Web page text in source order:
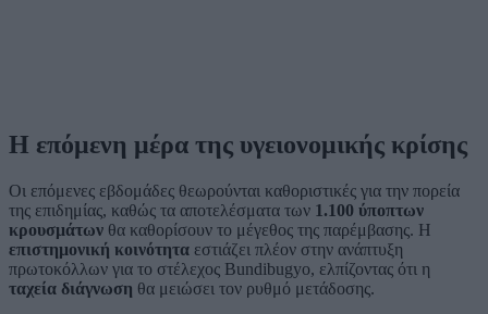
Η επόμενη μέρα της υγειονομικής κρίσης
Οι επόμενες εβδομάδες θεωρούνται καθοριστικές για την πορεία
της επιδημίας, καθώς τα αποτελέσματα των 1.100 ύποπτων
κρουσμάτων θα καθορίσουν το μέγεθος της παρέμβασης. Η
επιστημονική κοινότητα εστιάζει πλέον στην ανάπτυξη
πρωτοκόλλων για το στέλεχος Bundibugyo, ελπίζοντας ότι η
ταχεία διάγνωση θα μειώσει τον ρυθμό μετάδοσης.